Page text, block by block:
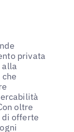
privata
alla
oltre
di offerte